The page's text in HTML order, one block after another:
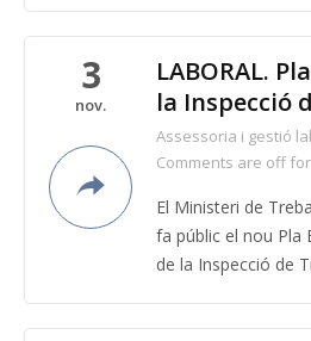
3
nov.
LABORAL.
la Inspecció
Assessoria i gestió
Comments are off
El Ministeri de
fa públic el nou Pla
de la Inspecció de